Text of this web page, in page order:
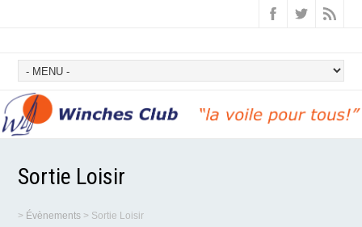
Sortie Loisir
> Évènements > Sortie Loisir